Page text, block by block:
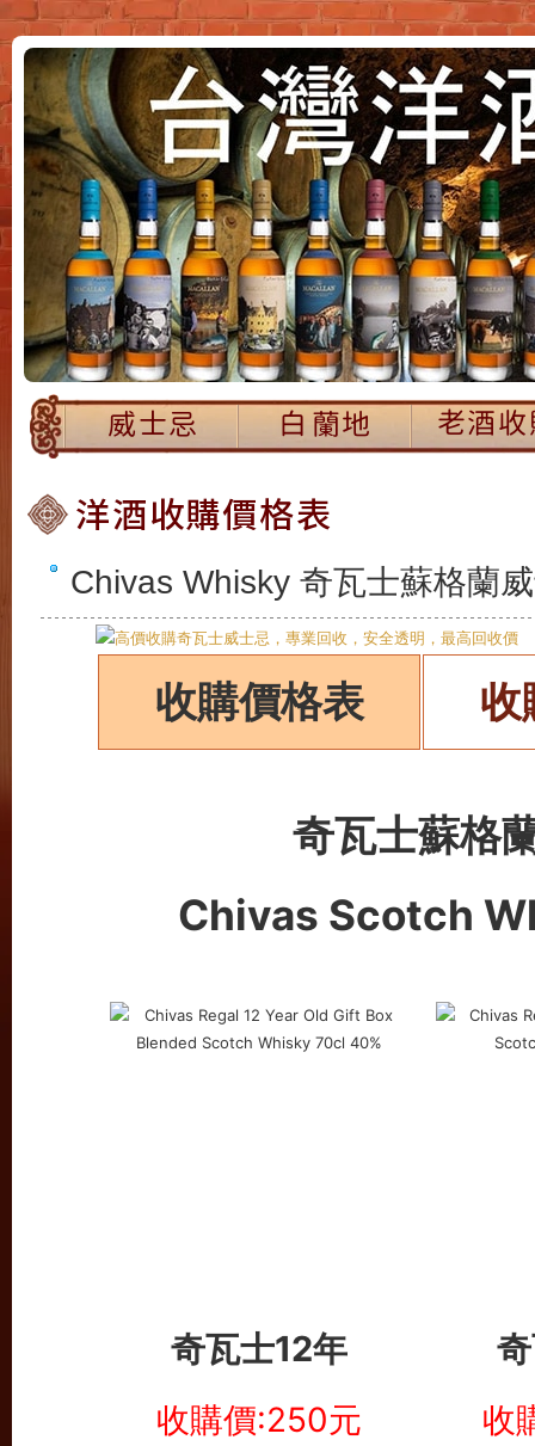
Chivas Whisky 奇瓦士蘇格蘭
收購價格表 收
奇瓦士蘇格
Chivas Scotch
奇瓦士12年
收購價:250元
收